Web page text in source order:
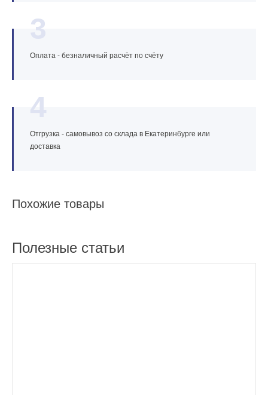
3
Оплата - безналичный расчёт по счёту
4
Отгрузка - самовывоз со склада в Екатеринбурге или
доставка
Похожие товары
Полезные статьи